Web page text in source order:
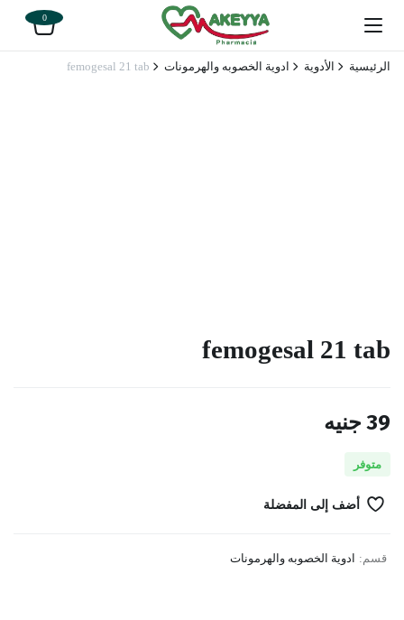
0
الرئيسية الأدوية ادوية الخصوبه والهرمونات femogesal 21 tab
femogesal 21 tab
39 جنيه
متوفر
أضف إلى المفضلة
قسم: ادوية الخصوبه والهرمونات